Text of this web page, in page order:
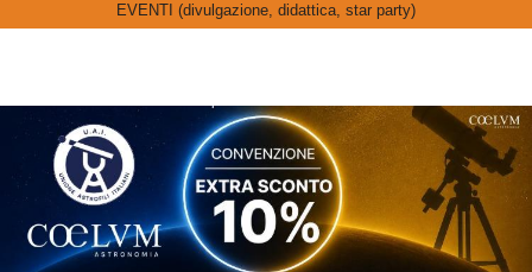
EVENTI (divulgazione, didattica, star party)